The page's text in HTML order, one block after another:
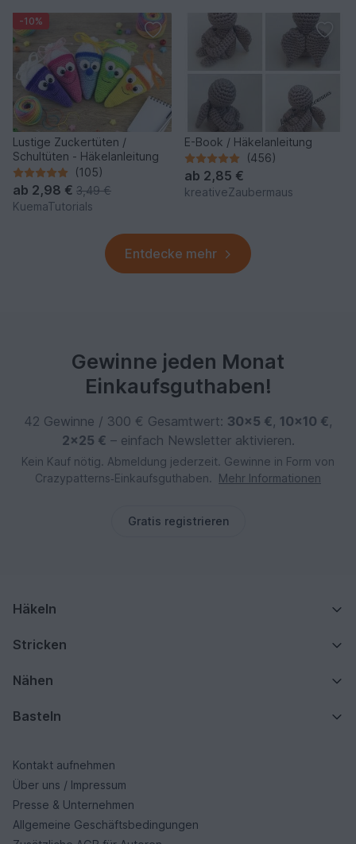
-10%
Lustige Zuckertüten /
Schultüten - Häkelanleitung
(105)
ab 2,98 € 3,49 €
KuemaTutorials
E-Book / Häkelanleitung
(456)
ab 2,85 €
kreativeZaubermaus
Entdecke mehr
Gewinne jeden Monat
Einkaufsguthaben!
42 Gewinne / 300 € Gesamtwert: 30×5 €, 10×10 €,
2×25 € – einfach Newsletter aktivieren.
Kein Kauf nötig. Abmeldung jederzeit. Gewinne in Form von
Crazypatterns‑Einkaufsguthaben.
Mehr Informationen
Gratis registrieren
Häkeln
Stricken
Nähen
Basteln
Kontakt aufnehmen
Über uns / Impressum
Presse & Unternehmen
Allgemeine Geschäftsbedingungen